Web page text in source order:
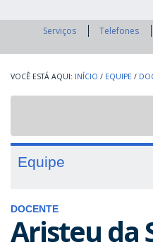
Serviços Telefones
INÍCIO / EQUIPE /
Equipe
DOCENTE
Aristeu da